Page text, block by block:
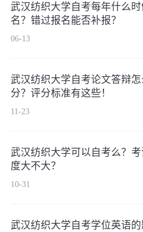
武汉纺织大学自考每年什么时
名？错过报名能否补报？
06-13
武汉纺织大学自考论文答辩怎
分？评分标准有这些！
11-23
武汉纺织大学可以自考么？考
度大不大？
10-31
武汉纺织大学自考学位英语的